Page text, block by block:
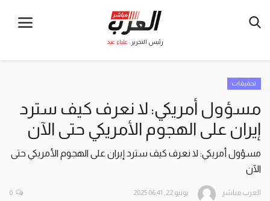
رئيس التحرير : علياء عيد
تحقيقات
مسؤول أمريكي: لا نعرف كيف سترد
إيران على الهجوم الأمريكي حتى الآن
مسؤول أمريكي: لا نعرف كيف سترد إيران على الهجوم الأمريكي حتى
الآن
العرب مباشر يونيو 22, 2025 06:41 0